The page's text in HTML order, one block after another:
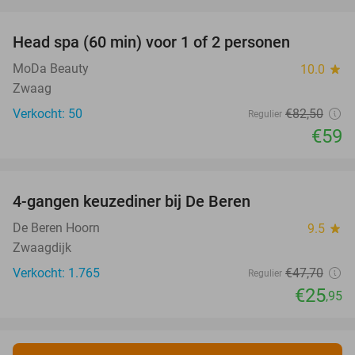
Head spa (60 min) voor 1 of 2 personen
MoDa Beauty 10.0 star
Zwaag
Verkocht: 50
Regulier €82,50
€59
4-gangen keuzediner bij De Beren
De Beren Hoorn 9.5 star
Zwaagdijk
Verkocht: 1.765
Regulier €47,70
€25,95